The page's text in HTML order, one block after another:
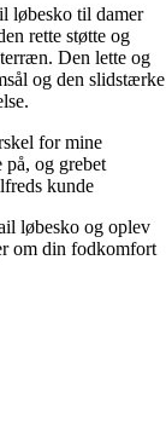
løbesko til damer
rette støtte og
Den lette og
og den slidstærke
for mine
på, og grebet
kunde
løbesko og oplev
om din fodkomfort